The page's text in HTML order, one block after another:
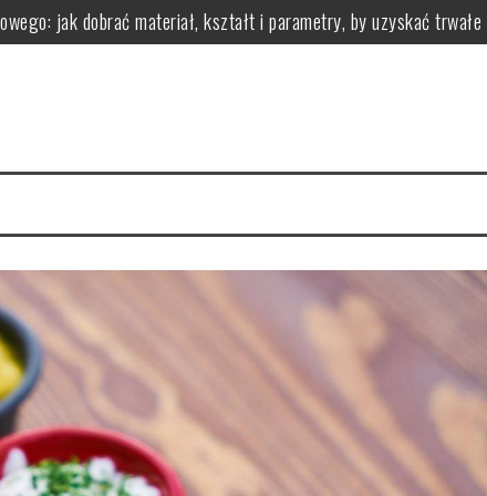
jak dobrać materiał, kształt i parametry, by uzyskać trwałe
i przeciwwskazania
leczy i jak wygląda leczenie aparatami
dla organizmu